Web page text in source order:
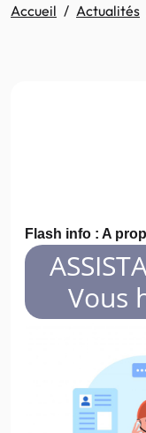
Accueil Actualités
Flash info : A
Vous